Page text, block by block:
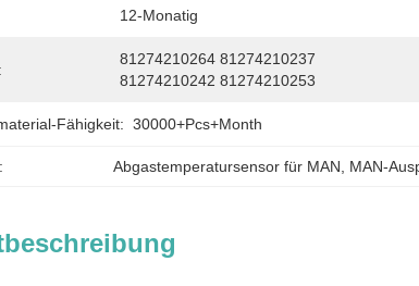
12-Monatig
81274210264 81274210237
81274210242 81274210253
Fähigkeit: 30000+Pcs+Month
Abgastemperatursensor für MAN MAN-